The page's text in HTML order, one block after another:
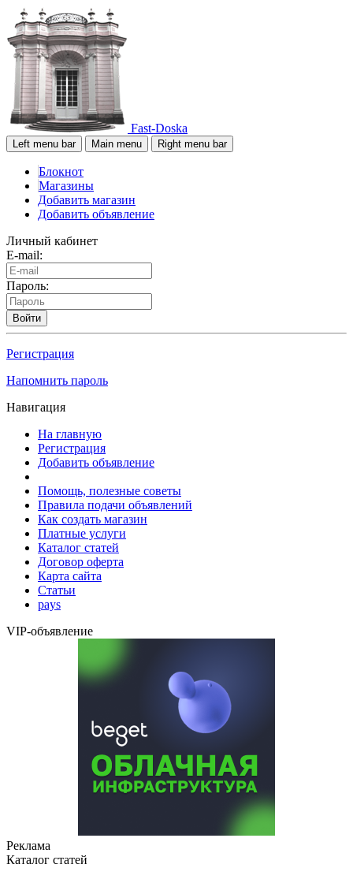
Fast-Doska
Left menu bar Main menu Right menu bar
Блокнот
Магазины
Добавить магазин
Добавить объявление
Личный кабинет
E-mail:
Пароль:
Войти
Регистрация
Напомнить пароль
Навигация
На главную
Регистрация
Добавить объявление
Помощь, полезные советы
Правила подачи объявлений
Как создать магазин
Платные услуги
Каталог статей
Договор оферта
Карта сайта
Статьи
pays
VIP-объявление
Реклама
Каталог статей